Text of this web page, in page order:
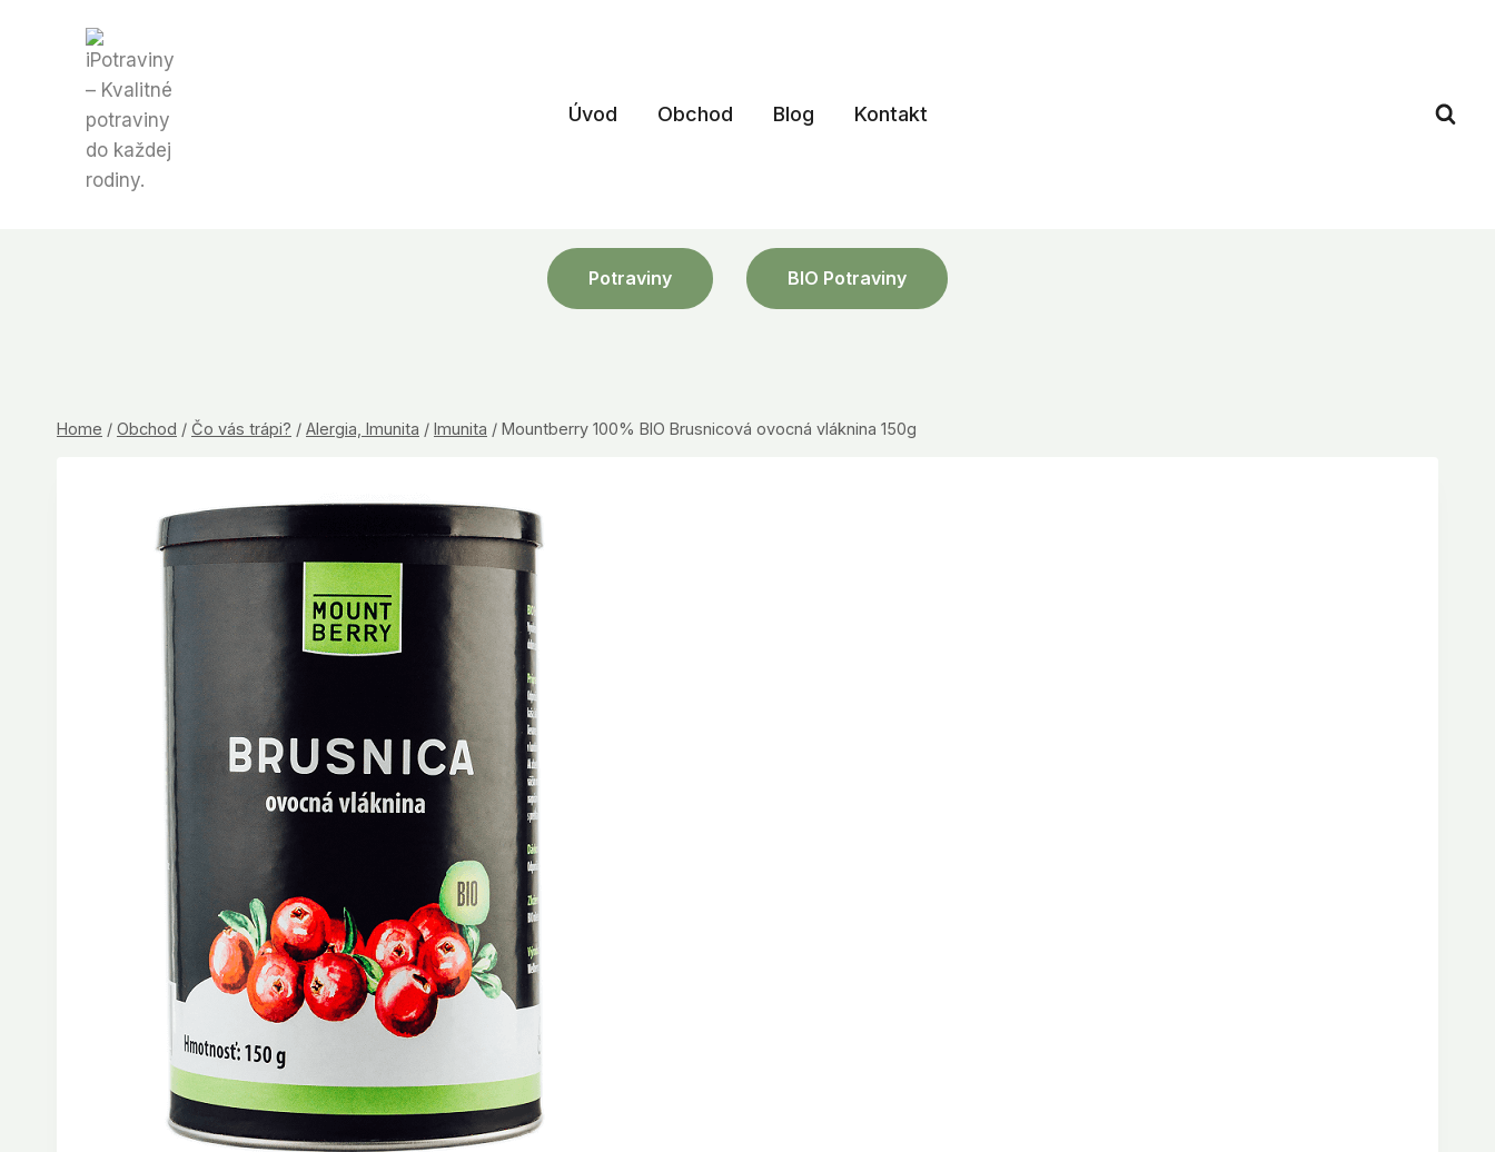
Úvod Obchod Blog Kontakt
Potraviny BIO Potraviny
Home / Obchod / Čo vás trápi? / Alergia, Imunita / Imunita / Mountberry 100% BIO Brusnicová ovocná vláknina 150g